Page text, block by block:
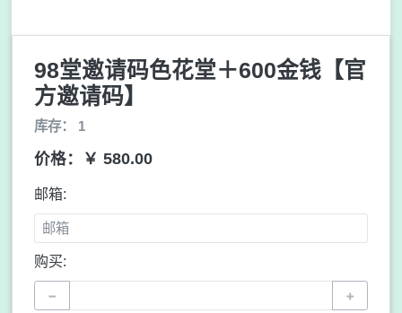
98堂邀请码色花堂＋600金钱【官
方邀请码】
库存： 1
价格：￥ 580.00
邮箱:
购买:
− +